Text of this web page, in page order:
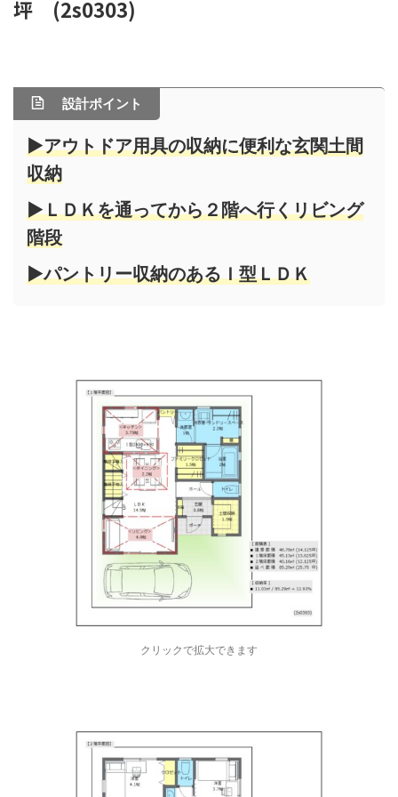
坪 (2s0303)
設計ポイント
▶アウトドア用具の収納に便利な玄関土間
収納
▶ＬＤＫを通ってから２階へ行くリビング
階段
▶パントリー収納のあるＩ型ＬＤＫ
クリックで拡大できます